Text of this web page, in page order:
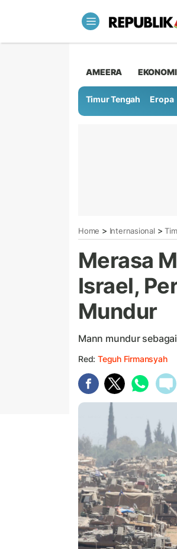
AMEERA
Timur Tengah Eropa
Home > Internasional >
Merasa
Israel,
Mundur
Mann mundur
Red: Teguh Firmansyah